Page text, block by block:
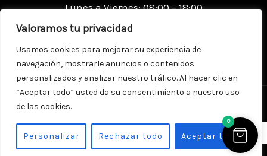
Valoramos tu privacidad
Usamos cookies para mejorar su experiencia de
navegación, mostrarle anuncios o contenidos
personalizados y analizar nuestro tráfico. Al hacer clic en
“Aceptar todo” usted da su consentimiento a nuestro uso
de las cookies.
Personalizar Rechazar todo Aceptar todo
Lunes a Viernes: 08:00 – 18:00
Sábados: 09:00 – 13:00
Copyright © 2026 PINTURAS LA PERGOLA
0
ES